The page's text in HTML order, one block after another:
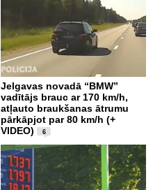
Jelgavas novadā “BMW”
vadītājs brauc ar 170 km/h,
atļauto braukšanas ātrumu
pārkāpjot par 80 km/h (+
VIDEO)
6